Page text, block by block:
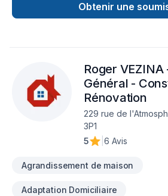
revêtement extérieur etc.
Obtenir une
Roger
Général -
Rénovation
229 rue de
3P1
5
6 Avis
Agrandissement de maison
Adaptation Domiciliaire